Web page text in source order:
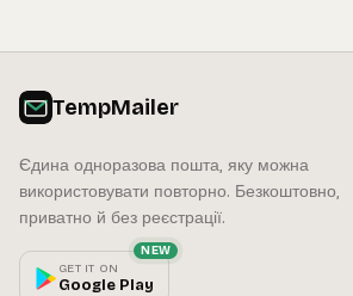
TempMailer
Єдина одноразова пошта, яку можна
використовувати повторно. Безкоштовно,
приватно й без реєстрації.
GET IT ON
Google Play
NEW